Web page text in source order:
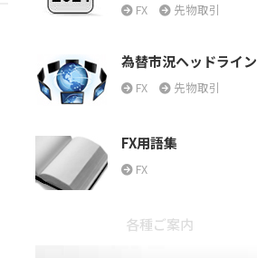
FX 先物取引
為替市況ヘッドライン
FX 先物取引
FX用語集
FX
各種ご案内